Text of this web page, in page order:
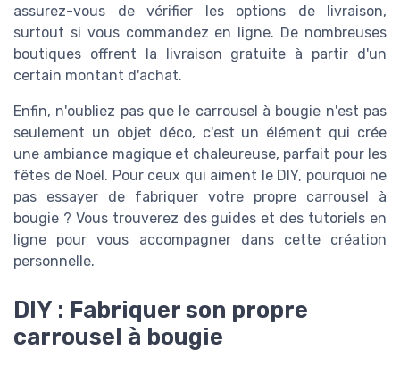
assurez-vous de vérifier les options de livraison,
surtout si vous commandez en ligne. De nombreuses
boutiques offrent la livraison gratuite à partir d'un
certain montant d'achat.
Enfin, n'oubliez pas que le carrousel à bougie n'est pas
seulement un objet déco, c'est un élément qui crée
une ambiance magique et chaleureuse, parfait pour les
fêtes de Noël. Pour ceux qui aiment le DIY, pourquoi ne
pas essayer de fabriquer votre propre carrousel à
bougie ? Vous trouverez des guides et des tutoriels en
ligne pour vous accompagner dans cette création
personnelle.
DIY : Fabriquer son propre
carrousel à bougie